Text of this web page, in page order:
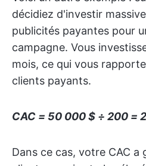
décidiez d'investir
publicités payantes pour
campagne. Vous
mois, ce qui vous
clients payants.
CAC = 50 000 $ ÷ 200 =
Dans ce cas, votre CAC a